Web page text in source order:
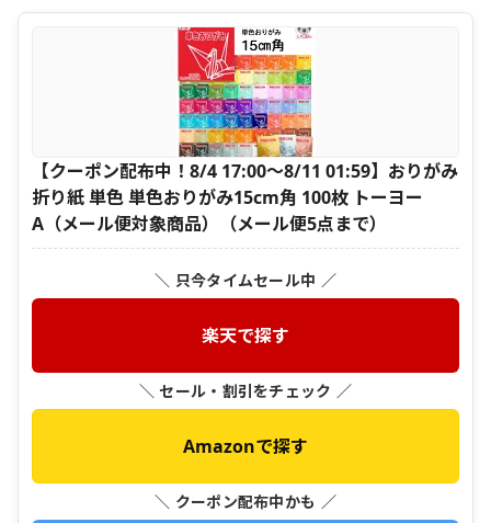
【クーポン配布中！8/4 17:00〜8/11 01:59】おりがみ
折り紙 単色 単色おりがみ15cm角 100枚 トーヨー
A（メール便対象商品）（メール便5点まで）
＼ 只今タイムセール中 ／
楽天で探す
＼ セール・割引をチェック ／
Amazonで探す
＼ クーポン配布中かも ／